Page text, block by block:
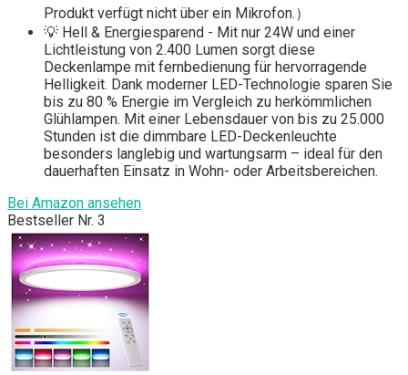
Produkt verfügt nicht über ein Mikrofon.）
💡 Hell & Energiesparend - Mit nur 24W und einer
Lichtleistung von 2.400 Lumen sorgt diese
Deckenlampe mit fernbedienung für hervorragende
Helligkeit. Dank moderner LED-Technologie sparen Sie
bis zu 80 % Energie im Vergleich zu herkömmlichen
Glühlampen. Mit einer Lebensdauer von bis zu 25.000
Stunden ist die dimmbare LED-Deckenleuchte
besonders langlebig und wartungsarm – ideal für den
dauerhaften Einsatz in Wohn- oder Arbeitsbereichen.
Bei Amazon ansehen
Bestseller Nr. 3